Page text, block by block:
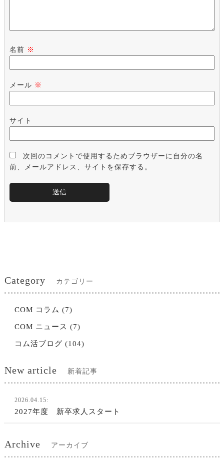
名前 ※
メール ※
サイト
次回のコメントで使用するためブラウザーに自分の名
前、メールアドレス、サイトを保存する。
Category カテゴリー
COM コラム (7)
COM ニュース (7)
コム活ブログ (104)
New article 新着記事
2026.04.15:
2027年度 新卒求人スタート
Archive アーカイブ